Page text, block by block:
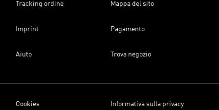
Tracking ordine Mappa del sito
Imprint Pagamento
Aiuto Trova negozio
Cookies Informativa sulla privacy